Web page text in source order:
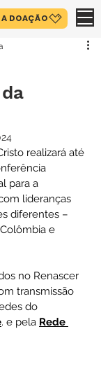
DOAÇÃO
realizará até
para a
lideranças
diferentes –
e
no Renascer
transmissão
do
. e pela Rede